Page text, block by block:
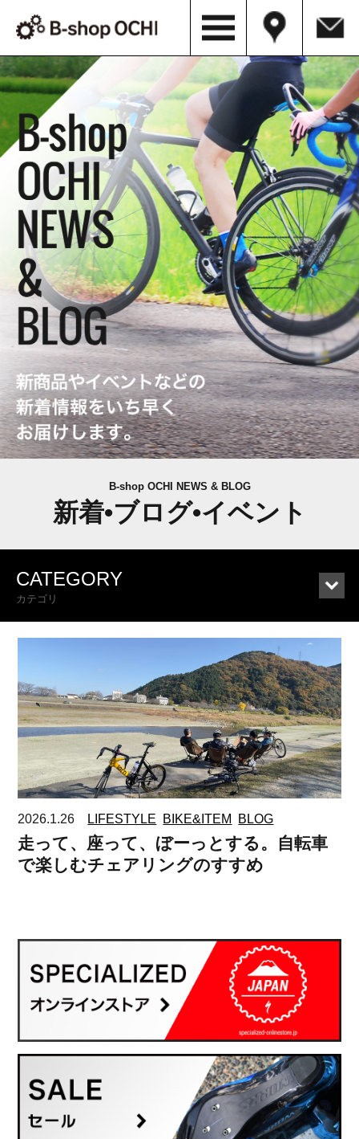
B-shop OCHI NEWS & BLOG
新着•ブログ•イベント
CATEGORY
カテゴリ
2026.1.26 LIFESTYLE BIKE&ITEM BLOG
走って、座って、ぼーっとする。自転車
で楽しむチェアリングのすすめ